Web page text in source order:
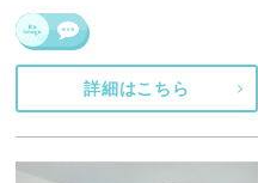
詳細はこちら